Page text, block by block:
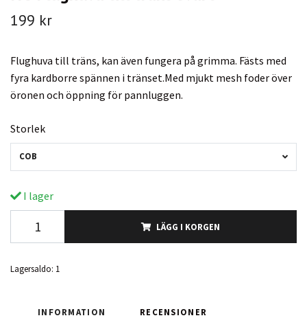
199 kr
Flughuva till träns, kan även fungera på grimma. Fästs med
fyra kardborre spännen i tränset.Med mjukt mesh foder över
öronen och öppning för pannluggen.
Storlek
COB
I lager
LÄGG I KORGEN
Lagersaldo: 1
INFORMATION RECENSIONER